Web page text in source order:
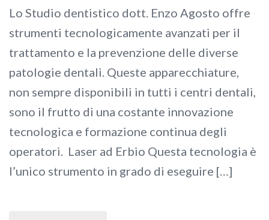
Lo Studio dentistico dott. Enzo Agosto offre
strumenti tecnologicamente avanzati per il
trattamento e la prevenzione delle diverse
patologie dentali. Queste apparecchiature,
non sempre disponibili in tutti i centri dentali,
sono il frutto di una costante innovazione
tecnologica e formazione continua degli
operatori. Laser ad Erbio Questa tecnologia è
l’unico strumento in grado di eseguire […]